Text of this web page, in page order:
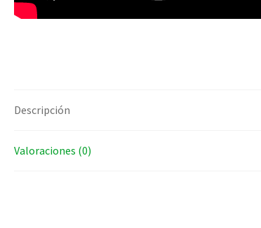
Descripción
Valoraciones (0)